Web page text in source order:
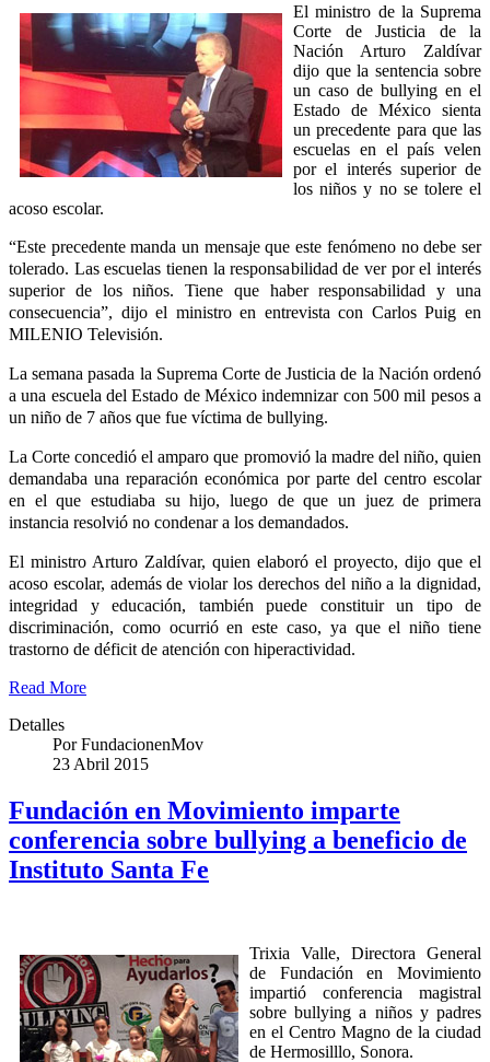
El ministro de la Suprema
Corte de Justicia de la
Nación Arturo Zaldívar
dijo que la sentencia sobre
un caso de bullying en el
Estado de México sienta
un precedente para que las
escuelas en el país velen
por el interés superior de
los niños y no se tolere el
acoso escolar.
“Este precedente manda un mensaje que este fenómeno no debe ser
tolerado. Las escuelas tienen la responsabilidad de ver por el interés
superior de los niños. Tiene que haber responsabilidad y una
consecuencia”, dijo el ministro en entrevista con Carlos Puig en
MILENIO Televisión.
La semana pasada la Suprema Corte de Justicia de la Nación ordenó
a una escuela del Estado de México indemnizar con 500 mil pesos a
un niño de 7 años que fue víctima de bullying.
La Corte concedió el amparo que promovió la madre del niño, quien
demandaba una reparación económica por parte del centro escolar
en el que estudiaba su hijo, luego de que un juez de primera
instancia resolvió no condenar a los demandados.
El ministro Arturo Zaldívar, quien elaboró el proyecto, dijo que el
acoso escolar, además de violar los derechos del niño a la dignidad,
integridad y educación, también puede constituir un tipo de
discriminación, como ocurrió en este caso, ya que el niño tiene
trastorno de déficit de atención con hiperactividad.
Read More
Detalles
PorFundacionenMov
23 Abril 2015
Fundación en Movimiento imparte
conferencia sobre bullying a beneficio de
Instituto Santa Fe
Trixia Valle, Directora General
de Fundación en Movimiento
impartió conferencia magistral
sobre bullying a niños y padres
en el Centro Magno de la ciudad
de Hermosilllo, Sonora.